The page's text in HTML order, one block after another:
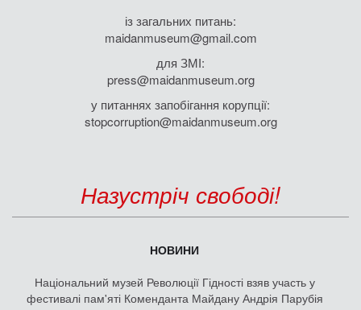
із загальних питань:
maidanmuseum@gmail.com
для ЗМІ:
press@maidanmuseum.org
у питаннях запобігання корупції:
stopcorruption@maidanmuseum.org
Назустріч свободі!
НОВИНИ
Національний музей Революції Гідності взяв участь у
фестивалі пам'яті Коменданта Майдану Андрія Парубія